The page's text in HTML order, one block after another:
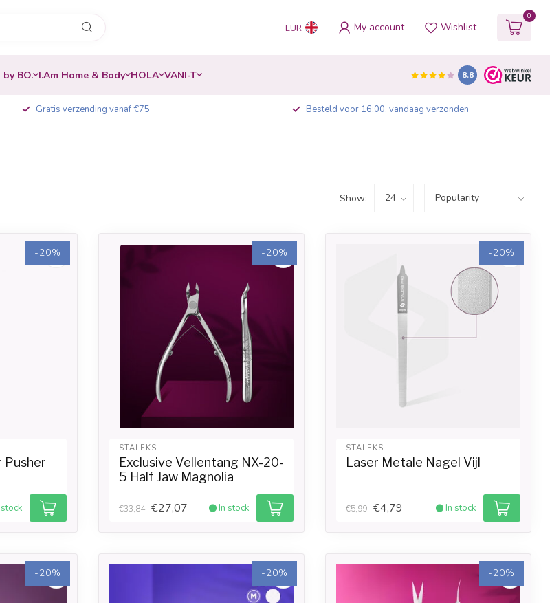
EUR My account Wishlist
0
BO. I.Am Home & Body HOLA VANI-T 8.8
Gratis verzending vanaf €75 Besteld voor 16:00, vandaag verzonden
Show:
-20%
Pusher
-20%
STALEKS
Exclusive Vellentang NX-20-
5 Half Jaw Magnolia
€33,84 €27,07 In stock
-20%
STALEKS
Laser Metale Nagel Vijl
€5,99 €4,79 In stock
-20% -20% -20%